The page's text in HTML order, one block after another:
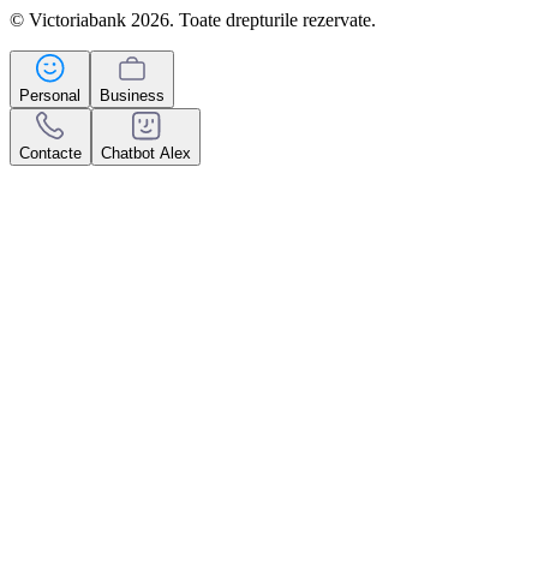
© Victoriabank 2026. Toate drepturile rezervate.
Personal Business
Contacte Chatbot Alex